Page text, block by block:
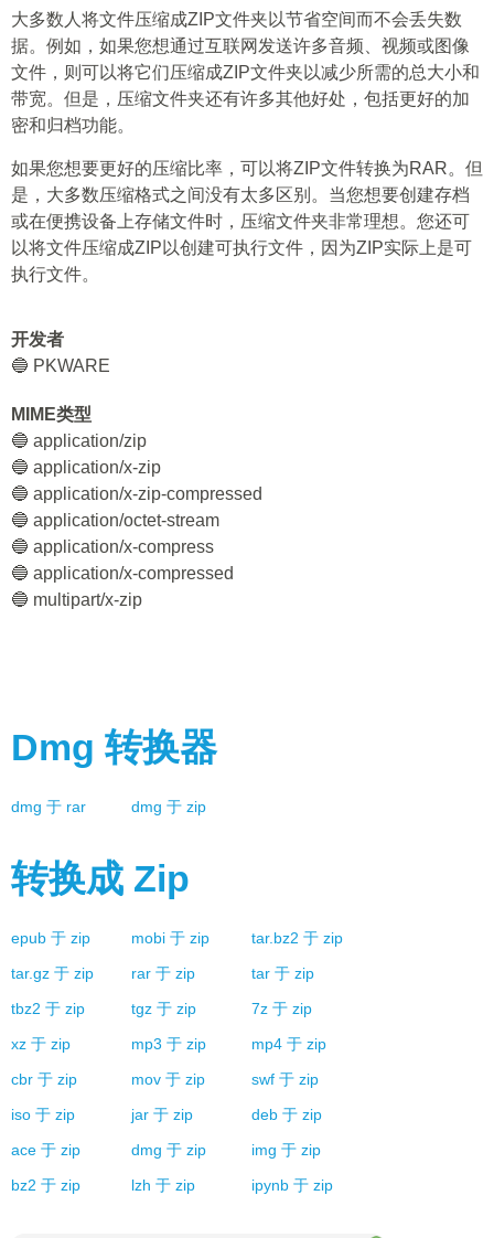
大多数人将文件压缩成ZIP文件夹以节省空间而不会丢失数
据。例如，如果您想通过互联网发送许多音频、视频或图像
文件，则可以将它们压缩成ZIP文件夹以减少所需的总大小和
带宽。但是，压缩文件夹还有许多其他好处，包括更好的加
密和归档功能。
如果您想要更好的压缩比率，可以将ZIP文件转换为RAR。但
是，大多数压缩格式之间没有太多区别。当您想要创建存档
或在便携设备上存储文件时，压缩文件夹非常理想。您还可
以将文件压缩成ZIP以创建可执行文件，因为ZIP实际上是可
执行文件。
开发者
🔵 PKWARE
MIME类型
🔵 application/zip
🔵 application/x-zip
🔵 application/x-zip-compressed
🔵 application/octet-stream
🔵 application/x-compress
🔵 application/x-compressed
🔵 multipart/x-zip
Dmg 转换器
dmg 于 rar dmg 于 zip
转换成 Zip
epub 于 zip mobi 于 zip tar.bz2 于 zip
tar.gz 于 zip rar 于 zip tar 于 zip
tbz2 于 zip tgz 于 zip 7z 于 zip
xz 于 zip mp3 于 zip mp4 于 zip
cbr 于 zip mov 于 zip swf 于 zip
iso 于 zip jar 于 zip deb 于 zip
ace 于 zip dmg 于 zip img 于 zip
bz2 于 zip lzh 于 zip ipynb 于 zip